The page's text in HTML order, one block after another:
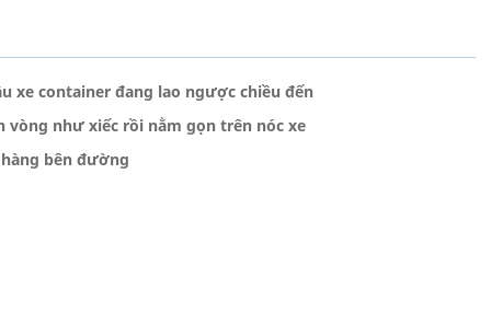
xe container đang lao ngược chiều đến
vòng như xiếc rồi nằm gọn trên nóc xe
bên đường